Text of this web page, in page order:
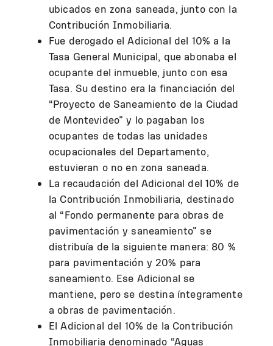
ubicados en zona saneada, junto con la
Contribución Inmobiliaria.
Fue derogado el Adicional del 10% a la
Tasa General Municipal, que abonaba el
ocupante del inmueble, junto con esa
Tasa. Su destino era la financiación del
“Proyecto de Saneamiento de la Ciudad
de Montevideo” y lo pagaban los
ocupantes de todas las unidades
ocupacionales del Departamento,
estuvieran o no en zona saneada.
La recaudación del Adicional del 10% de
la Contribución Inmobiliaria, destinado
al “Fondo permanente para obras de
pavimentación y saneamiento” se
distribuía de la siguiente manera: 80 %
para pavimentación y 20% para
saneamiento. Ese Adicional se
mantiene, pero se destina íntegramente
a obras de pavimentación.
El Adicional del 10% de la Contribución
Inmobiliaria denominado “Aguas